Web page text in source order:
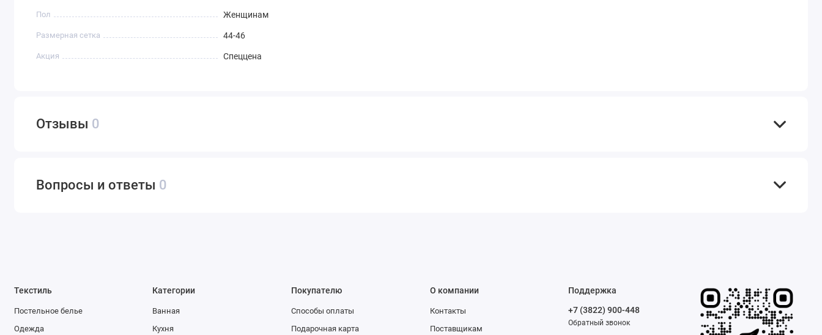
Пол Женщинам
Размерная сетка 44-46
Акция Спеццена
Отзывы 0
Вопросы и ответы 0
Текстиль
Постельное белье
Одежда
Категории
Ванная
Кухня
Покупателю
Способы оплаты
Подарочная карта
О компании
Контакты
Поставщикам
Поддержка
+7 (3822) 900-448
Обратный звонок